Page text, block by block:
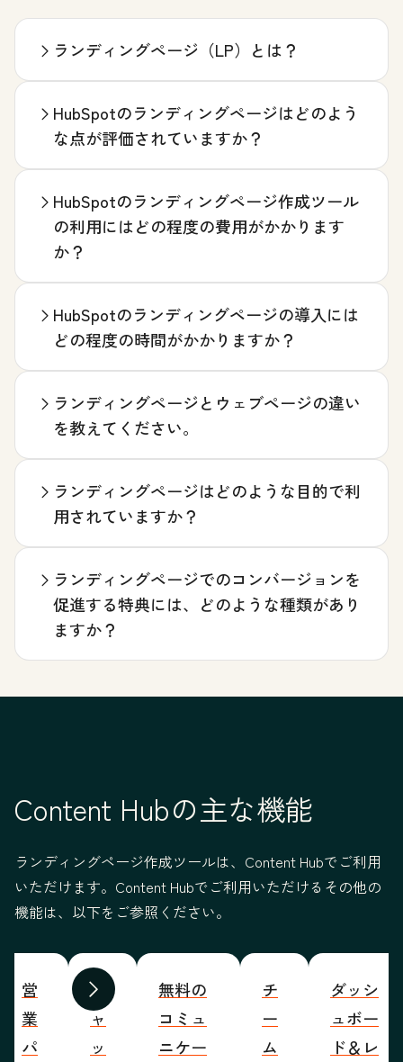
ランディングページ（LP）とは？
HubSpotのランディングページはどのよう
な点が評価されていますか？
HubSpotのランディングページ作成ツール
の利用にはどの程度の費用がかかります
か？
HubSpotのランディングページの導入には
どの程度の時間がかかりますか？
ランディングページとウェブページの違い
を教えてください。
ランディングページはどのような目的で利
用されていますか？
ランディングページでのコンバージョンを
促進する特典には、どのような種類があり
ますか？
Content Hubの主な機能
ランディングページ作成ツールは、Content Hubでご利用
いただけます。Content Hubでご利用いただけるその他の
機能は、以下をご参照ください。
前へ 次へ
営
業
パ
チ
ャ
ッ
無料の
コミュ
ニケー
チ
ー
ム
ダッシ
ュボー
ド＆レ